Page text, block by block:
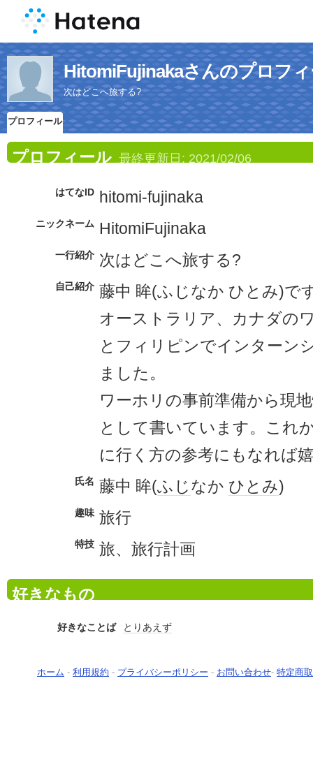
HitomiFujinakaさんのプロフ
次はどこへ旅する?
プロフィール
プロフィール 最終更新日: 2021/02/06
はてなID hitomi-fujinaka
ニックネーム HitomiFujinaka
一行紹介 次はどこへ旅する?
自己紹介 藤中 眸(ふじなか ひとみ)で
オーストラリア、カナダの
とフィリピンでインターン
ました。
ワーホリの事前準備から現
として書いています。これ
に行く方の参考にもなれば
氏名 藤中 眸(ふじなか ひとみ)
趣味 旅行
特技 旅、旅行計画
好きなもの
好きなことば とりあえず
ホーム - 利用規約 - プライバシーポリシー - お問い合わせ- 特定商